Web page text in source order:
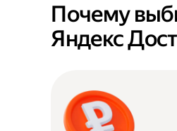
Почему
Яндекс